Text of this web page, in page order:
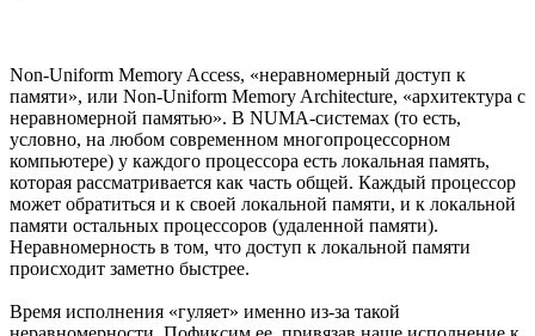
Non-Uniform Memory Access, «неравномерный доступ к
памяти», или Non-Uniform Memory Architecture, «архитектура с
неравномерной памятью». В NUMA-системах (то есть,
условно, на любом современном многопроцессорном
компьютере) у каждого процессора есть локальная память,
которая рассматривается как часть общей. Каждый процессор
может обратиться и к своей локальной памяти, и к локальной
памяти остальных процессоров (удаленной памяти).
Неравномерность в том, что доступ к локальной памяти
происходит заметно быстрее.
Время исполнения «гуляет» именно из-за такой